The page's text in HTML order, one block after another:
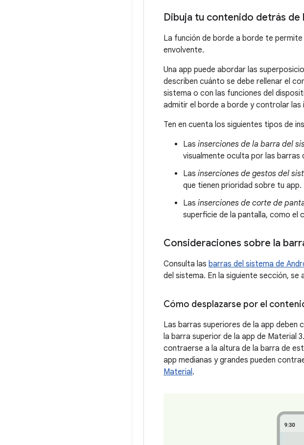
Dibuja tu contenido detrás de
La función de borde a borde te permite
envolvente.
Una app puede abordar las
describen cuánto se debe rellenar el
sistema o con las funciones del
admitir el borde a borde y controlar las
Ten en cuenta los siguientes tipos de
Las inserciones de la barra del
visualmente oculta por las barras
Las inserciones de gestos del
que tienen prioridad sobre tu app.
Las inserciones de corte de
superficie de la pantalla, como el
Consideraciones sobre la
Consulta las barras del sistema de
del sistema. En la siguiente sección,
Cómo desplazarse por el
Las barras superiores de la app
la barra superior de la app de Material
contraerse a la altura de la barra de
app medianas y grandes pueden
Material.